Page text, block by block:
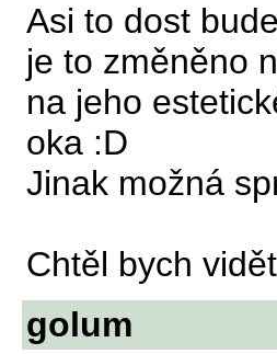
Asi to dost
je to změněno
na jeho
oka :D
Jinak možná
Chtěl bych
golum